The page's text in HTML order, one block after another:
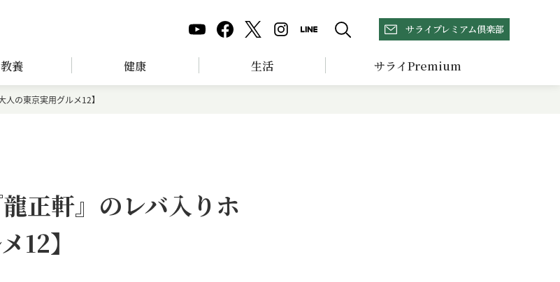
サライプレミアム倶楽部
養 健康 生活 サライPremium
の東京実用グルメ12】
正軒』のレバ入りホ
12】